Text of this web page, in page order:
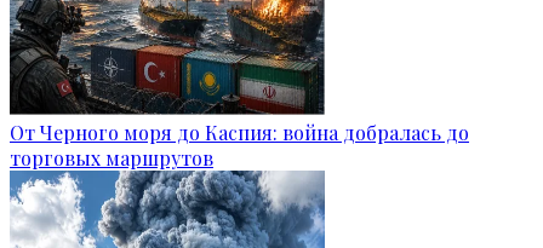
От Черного моря до Каспия: война добралась до
торговых маршрутов